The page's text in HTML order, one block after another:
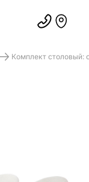
Комплект столовый: